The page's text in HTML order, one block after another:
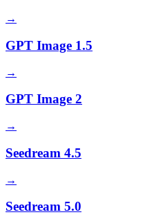
→
GPT Image 1.5
→
GPT Image 2
→
Seedream 4.5
→
Seedream 5.0